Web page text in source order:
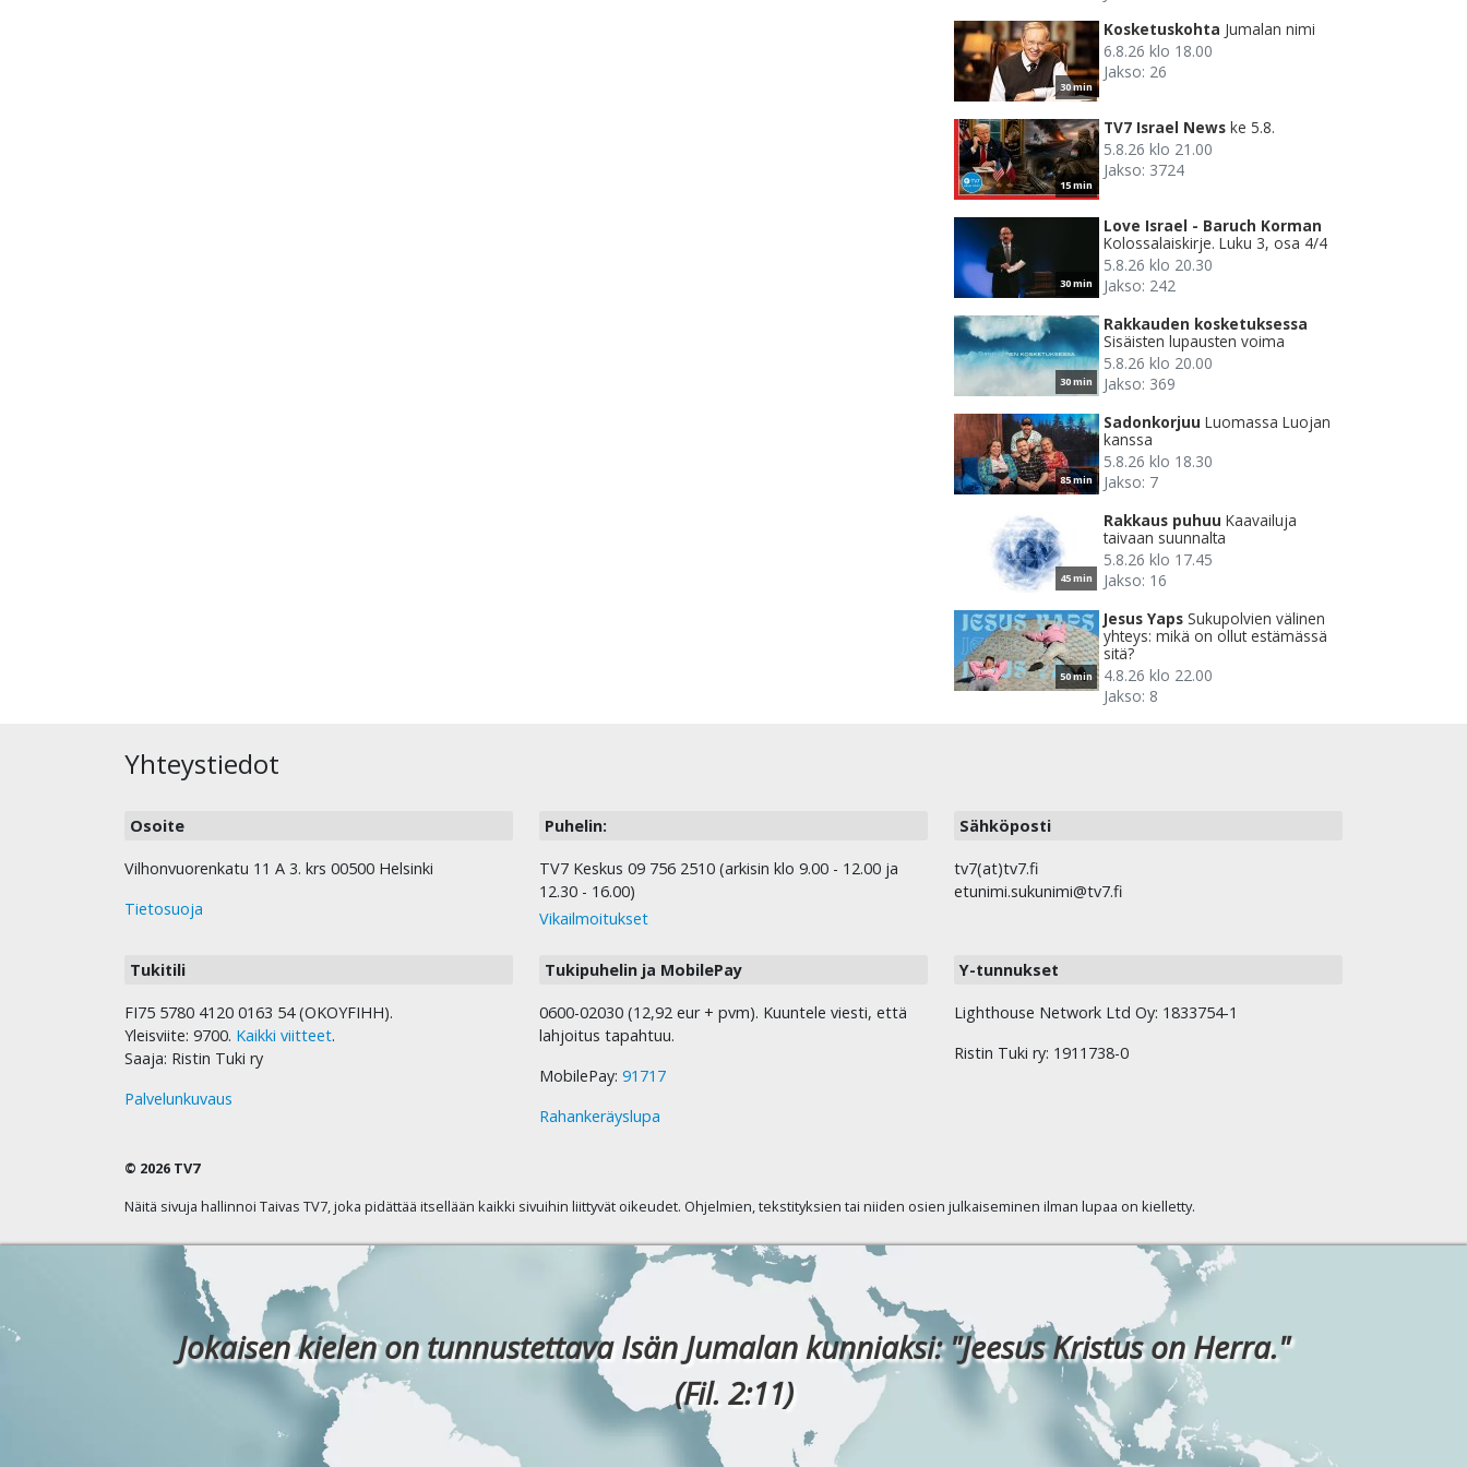
30 min
Kosketuskohta Jumalan nimi
6.8.26 klo 18.00
Jakso: 26
15 min
TV7 Israel News ke 5.8.
5.8.26 klo 21.00
Jakso: 3724
30 min
Love Israel - Baruch Korman
Kolossalaiskirje. Luku 3, osa 4/4
5.8.26 klo 20.30
Jakso: 242
30 min
Rakkauden kosketuksessa
Sisäisten lupausten voima
5.8.26 klo 20.00
Jakso: 369
85 min
Sadonkorjuu Luomassa Luojan
kanssa
5.8.26 klo 18.30
Jakso: 7
45 min
Rakkaus puhuu Kaavailuja
taivaan suunnalta
5.8.26 klo 17.45
Jakso: 16
50 min
Jesus Yaps Sukupolvien välinen
yhteys: mikä on ollut estämässä
sitä?
4.8.26 klo 22.00
Jakso: 8
Yhteystiedot
Osoite
Vilhonvuorenkatu 11 A 3. krs 00500 Helsinki
Tietosuoja
Puhelin:
TV7 Keskus 09 756 2510 (arkisin klo 9.00 - 12.00 ja
12.30 - 16.00)
Vikailmoitukset
Sähköposti
tv7(at)tv7.fi
etunimi.sukunimi@tv7.fi
Tukitili
FI75 5780 4120 0163 54 (OKOYFIHH).
Yleisviite: 9700. Kaikki viitteet.
Saaja: Ristin Tuki ry
Palvelunkuvaus
Tukipuhelin ja MobilePay
0600-02030 (12,92 eur + pvm). Kuuntele viesti, että
lahjoitus tapahtuu.
MobilePay: 91717
Rahankeräyslupa
Y-tunnukset
Lighthouse Network Ltd Oy: 1833754-1
Ristin Tuki ry: 1911738-0
© 2026 TV7
Näitä sivuja hallinnoi Taivas TV7, joka pidättää itsellään kaikki sivuihin liittyvät oikeudet. Ohjelmien, tekstityksien tai niiden osien julkaiseminen ilman lupaa on kielletty.
Jokaisen kielen on tunnustettava Isän Jumalan kunniaksi: "Jeesus Kristus on Herra."
(Fil. 2:11)